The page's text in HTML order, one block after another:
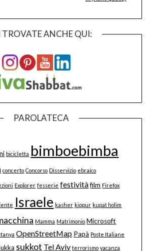
TROVATE ANCHE QUI:
PAROLATECA
bicicletta bimboebimba
concerto Concorso Disservizio ebraico
Explorer fesserie festività film Firefox
Israele kasher kippur kupat holim
Mamma Matrimonio Microsoft
OpenStreetMap Papà Poste Italiane
sukkot Tel Aviv terrorismo vacanza